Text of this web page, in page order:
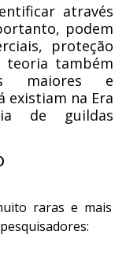
através
podem
proteção
teoria também
maiores e
existiam na Era
de guildas
raras e mais